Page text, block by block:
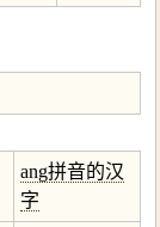
ang拼音的汉
字